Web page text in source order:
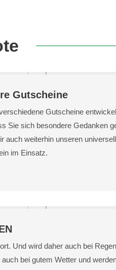
Gutscheine
Gutscheine
Sie sich besondere Gedanken
auch weiterhin unseren universell
im Einsatz.
Und wird daher auch bei
bei gutem Wetter und